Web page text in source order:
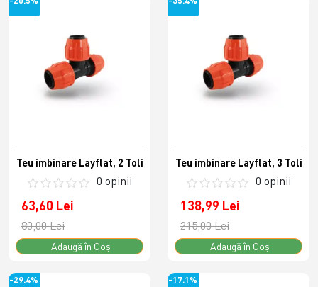
Teu imbinare Layflat, 2 Toli
0 opinii
63,60 Lei
80,00 Lei
Adaugă în Coş
Teu imbinare Layflat, 3 Toli
0 opinii
138,99 Lei
215,00 Lei
Adaugă în Coş
-29.4% -17.1%